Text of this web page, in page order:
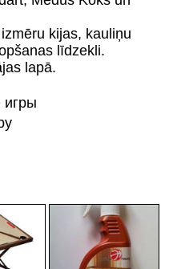
kijas, kauliņu
līdzekli.
lapā.
игры